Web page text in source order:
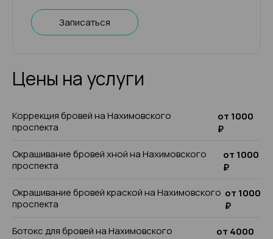
Записаться
Цены на услуги
Коррекция бровей на Нахимовского
проспекта
от 1000
₽
Окрашивание бровей хной на Нахимовского
проспекта
от 1000
₽
Окрашивание бровей краской на Нахимовского
проспекта
от 1000
₽
Ботокс для бровей на Нахимовского
от 4000